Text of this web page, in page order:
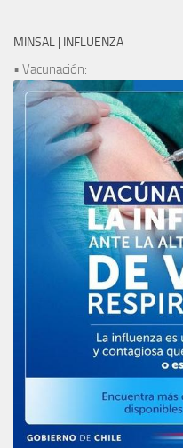
MINSAL | INFLUENZA
• Vacunación: